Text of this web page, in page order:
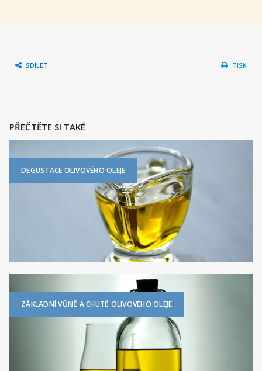
SDÍLET TISK
PŘEČTĚTE SI TAKÉ
DEGUSTACE OLIVOVÉHO OLEJE
ZÁKLADNÍ VŮNĚ A CHUTĚ OLIVOVÉHO OLEJE